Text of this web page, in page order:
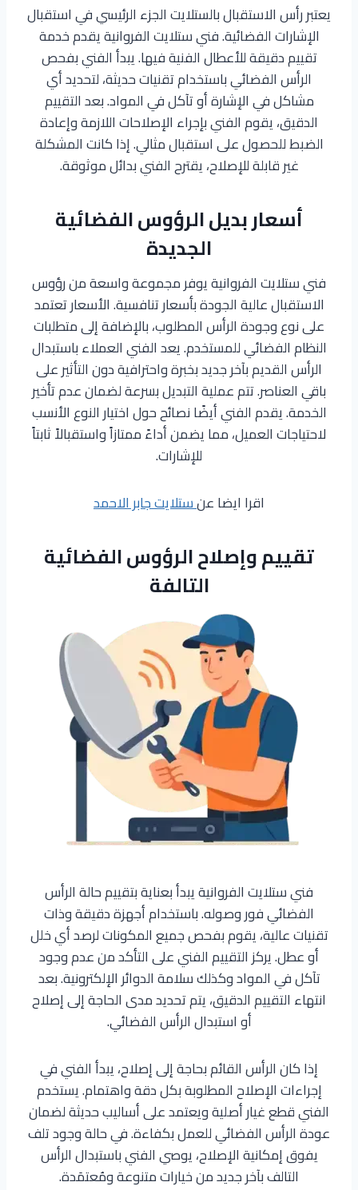
يعتبر رأس الاستقبال بالستلايت الجزء الرئيسي في استقبال
الإشارات الفضائية. فني ستلايت الفروانية يقدم خدمة
تقييم دقيقة للأعطال الفنية فيها. يبدأ الفني بفحص
الرأس الفضائي باستخدام تقنيات حديثة، لتحديد أي
مشاكل في الإشارة أو تآكل في المواد. بعد التقييم
الدقيق، يقوم الفني بإجراء الإصلاحات اللازمة وإعادة
الضبط للحصول على استقبال مثالي. إذا كانت المشكلة
غير قابلة للإصلاح، يقترح الفني بدائل موثوقة.
أسعار بديل الرؤوس الفضائية
الجديدة
فني ستلايت الفروانية يوفر مجموعة واسعة من رؤوس
الاستقبال عالية الجودة بأسعار تنافسية. الأسعار تعتمد
على نوع وجودة الرأس المطلوب، بالإضافة إلى متطلبات
النظام الفضائي للمستخدم. يعد الفني العملاء باستبدال
الرأس القديم بآخر جديد بخبرة واحترافية دون التأثير على
باقي العناصر. تتم عملية التبديل بسرعة لضمان عدم تأخير
الخدمة. يقدم الفني أيضًا نصائح حول اختيار النوع الأنسب
لاحتياجات العميل، مما يضمن أداءً ممتازاً واستقبالاً ثابتاً
للإشارات.
اقرا ايضا عنستلايت جابر الاحمد
تقييم وإصلاح الرؤوس الفضائية
التالفة
فني ستلايت الفروانية يبدأ بعناية بتقييم حالة الرأس
الفضائي فور وصوله. باستخدام أجهزة دقيقة وذات
تقنيات عالية، يقوم بفحص جميع المكونات لرصد أي خلل
أو عطل. يركز التقييم الفني على التأكد من عدم وجود
تآكل في المواد وكذلك سلامة الدوائر الإلكترونية. بعد
انتهاء التقييم الدقيق، يتم تحديد مدى الحاجة إلى إصلاح
أو استبدال الرأس الفضائي.
إذا كان الرأس القائم بحاجة إلى إصلاح، يبدأ الفني في
إجراءات الإصلاح المطلوبة بكل دقة واهتمام. يستخدم
الفني قطع غيار أصلية ويعتمد على أساليب حديثة لضمان
عودة الرأس الفضائي للعمل بكفاءة. في حالة وجود تلف
يفوق إمكانية الإصلاح، يوصي الفني باستبدال الرأس
التالف بآخر جديد من خيارات متنوعة ومُعتمَدة.